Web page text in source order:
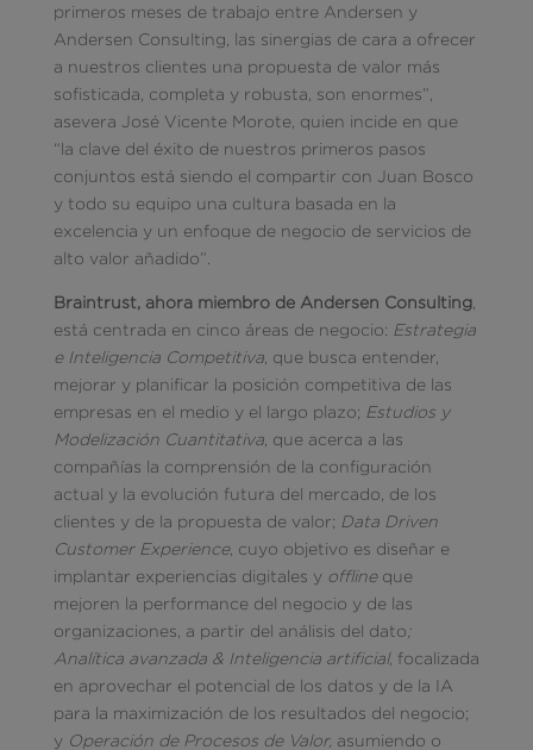
primeros meses de trabajo entre Andersen y
Andersen Consulting, las sinergias de cara a ofrecer
a nuestros clientes una propuesta de valor más
sofisticada, completa y robusta, son enormes”,
asevera José Vicente Morote, quien incide en que
“la clave del éxito de nuestros primeros pasos
conjuntos está siendo el compartir con Juan Bosco
y todo su equipo una cultura basada en la
excelencia y un enfoque de negocio de servicios de
alto valor añadido”.
Braintrust, ahora miembro de Andersen Consulting,
está centrada en cinco áreas de negocio: Estrategia
e Inteligencia Competitiva, que busca entender,
mejorar y planificar la posición competitiva de las
empresas en el medio y el largo plazo; Estudios y
Modelización Cuantitativa, que acerca a las
compañías la comprensión de la configuración
actual y la evolución futura del mercado, de los
clientes y de la propuesta de valor; Data Driven
Customer Experience, cuyo objetivo es diseñar e
implantar experiencias digitales y offlineque
mejoren la performance del negocio y de las
organizaciones, a partir del análisis del dato
Analítica avanzada & Inteligencia artificial, focalizada
en aprovechar el potencial de los datos y de la IA
para la maximización de los resultados del negocio;
yOperación de Procesos de Valor, asumiendo o